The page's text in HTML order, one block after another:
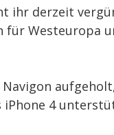
ihr derzeit
Westeuropa
4